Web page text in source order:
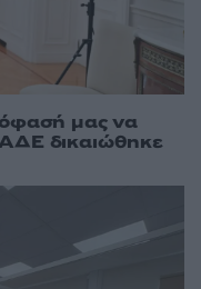
μας να
δικαιώθηκε